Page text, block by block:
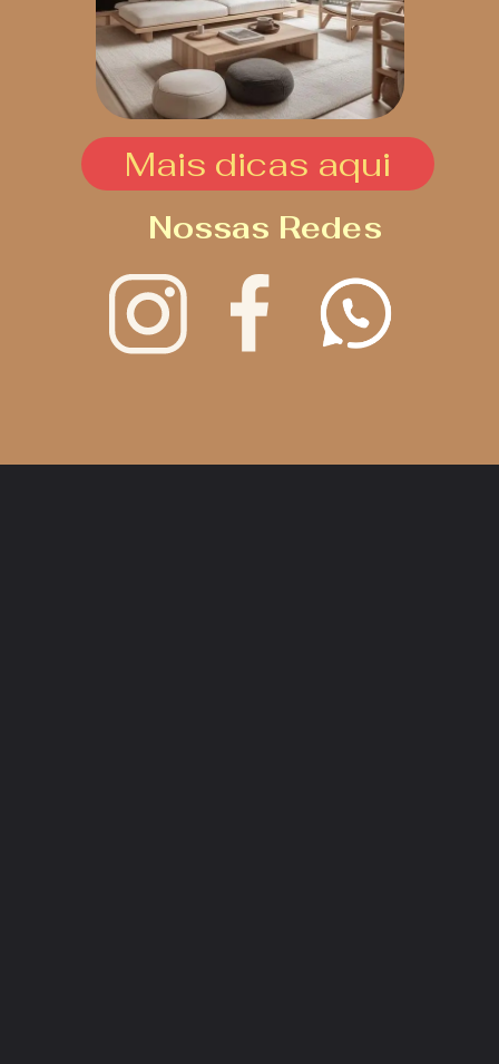
Mais dicas aqui
Nossas Redes